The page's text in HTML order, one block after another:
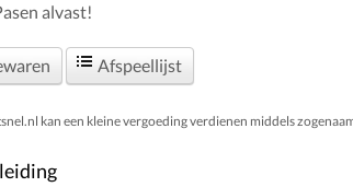
alvast!
Afspeellijst
kan een kleine vergoeding verdienen middels